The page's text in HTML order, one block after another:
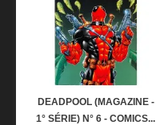
DEADPOOL (MAGAZINE -
1° SÉRIE) N° 6 - COMICS...